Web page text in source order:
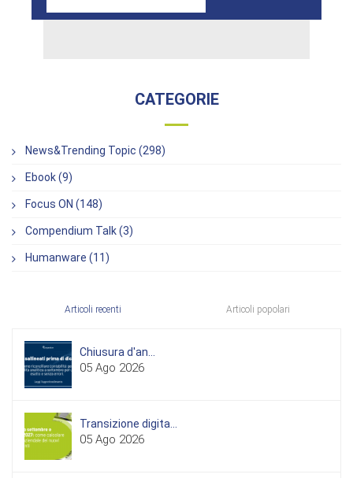
CATEGORIE
News&Trending Topic (298)
Ebook (9)
Focus ON (148)
Compendium Talk (3)
Humanware (11)
Articoli recenti Articoli popolari
Chiusura d'an...
05 Ago 2026
Transizione digita...
05 Ago 2026